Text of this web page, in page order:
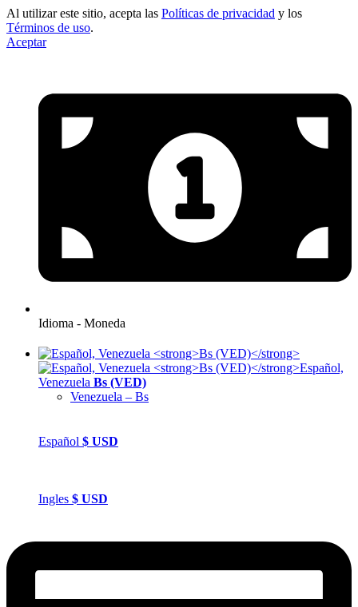
Al utilizar este sitio, acepta las Políticas de privacidad y los
Términos de uso.
Aceptar
Idioma - Moneda
Español,
Venezuela Bs (VED)
Venezuela – Bs
Español $ USD
Ingles $ USD